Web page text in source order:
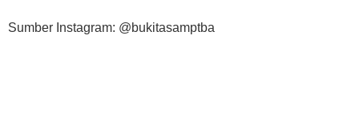
Sumber Instagram: @bukitasamptba